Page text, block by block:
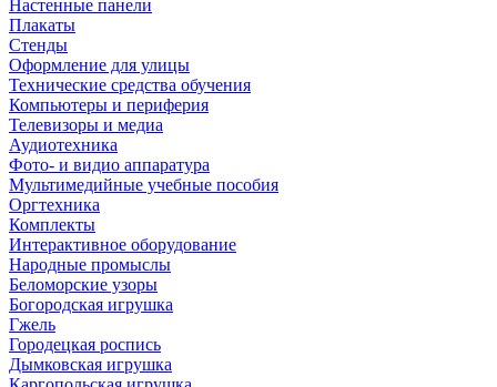
Настенные панели
Плакаты
Стенды
Оформление для улицы
Технические средства обучения
Компьютеры и периферия
Телевизоры и медиа
Аудиотехника
Фото- и видио аппаратура
Мультимедийные учебные пособия
Оргтехника
Комплекты
Интерактивное оборудование
Народные промыслы
Беломорские узоры
Богородская игрушка
Гжель
Городецкая роспись
Дымковская игрушка